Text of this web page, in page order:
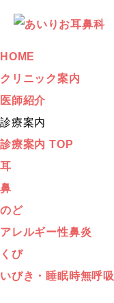
HOME
クリニック案内
医師紹介
診療案内
診療案内 TOP
耳
鼻
のど
アレルギー性鼻炎
くび
いびき・睡眠時無呼吸